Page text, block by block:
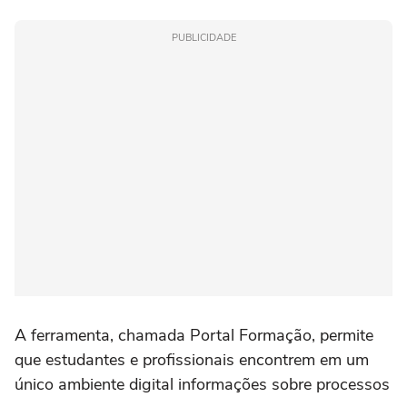
PUBLICIDADE
A ferramenta, chamada Portal Formação, permite
que estudantes e profissionais encontrem em um
único ambiente digital informações sobre processos